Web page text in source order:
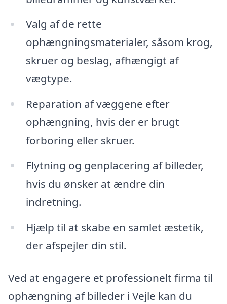
Valg af de rette
ophængningsmaterialer, såsom krog,
skruer og beslag, afhængigt af
vægtype.
Reparation af væggene efter
ophængning, hvis der er brugt
forboring eller skruer.
Flytning og genplacering af billeder,
hvis du ønsker at ændre din
indretning.
Hjælp til at skabe en samlet æstetik,
der afspejler din stil.
Ved at engagere et professionelt firma til
ophængning af billeder i Vejle kan du